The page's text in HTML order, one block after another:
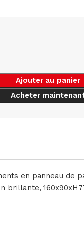
Ajouter au panier
Acheter
en panneau de
brillante,